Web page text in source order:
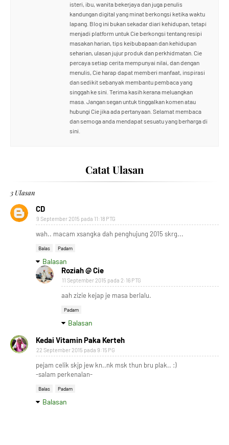
isteri, ibu, wanita bekerjaya dan juga penulis
kandungan digital yang minat berkongsi ketika waktu
lapang. Blog ini bukan sekadar diari kehidupan, tetapi
menjadi platform untuk Cie berkongsi tentang resipi
masakan harian, tips keibubapaan dan kehidupan
seharian, ulasan jujur produk dan perkhidmatan. Cie
percaya setiap cerita mempunyai nilai, dan dengan
menulis, Cie harap dapat memberi manfaat, inspirasi
dan sedikit sebanyak membantu pembaca yang
singgah ke sini. Terima kasih kerana meluangkan
masa. Jangan segan untuk tinggalkan komen atau
hubungi Cie jika ada pertanyaan. Selamat membaca
dan semoga anda mendapat sesuatu yang berharga di
sini.
Catat Ulasan
3 Ulasan
CD
9 September 2015 pada 11:18 PTG
wah.. macam xsangka dah penghujung 2015 skrg...
Balas Padam
Balasan
Roziah @ Cie
11 September 2015 pada 2:16 PTG
aah zizie kejap je masa berlalu.
Padam
Balasan
Kedai Vitamin Paka Kerteh
22 September 2015 pada 9:15 PG
pejam celik skjp jew kn..nk msk thun bru plak.. :)
-salam perkenalan-
Balas Padam
Balasan